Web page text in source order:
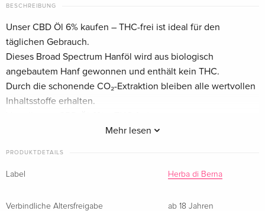
BESCHREIBUNG
Mehr lesen
Unser CBD Öl 6% kaufen – THC-frei ist ideal für den
täglichen Gebrauch.
Dieses Broad Spectrum Hanföl wird aus biologisch
angebautem Hanf gewonnen und enthält kein THC.
Durch die schonende CO₂-Extraktion bleiben alle wertvollen
Inhaltsstoffe erhalten.
100% Natürlich & Bio: Hanf aus nachhaltigem Anbau, ohne
Schonende CO₂-Extraktion: Maximale Reinheit & Qualität.
PRODUKTDETAILS
Label Herba di Berna
Verbindliche Altersfreigabe
ab 18 Jahren